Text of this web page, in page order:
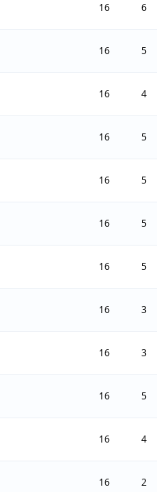
16 6
16 5
16 4
16 5
16 5
16 5
16 5
16 3
16 3
16 5
16 4
16 2